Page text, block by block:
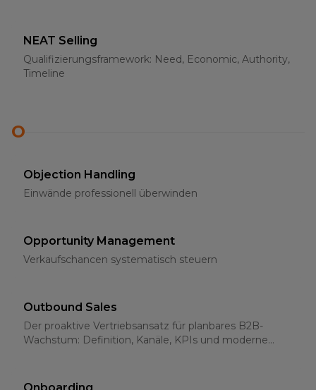
NEAT Selling
Qualifizierungsframework: Need, Economic, Authority,
Timeline
O
Objection Handling
Einwände professionell überwinden
Opportunity Management
Verkaufschancen systematisch steuern
Outbound Sales
Der proaktive Vertriebsansatz für planbares B2B-
Wachstum: Definition, Kanäle, KPIs und moderne